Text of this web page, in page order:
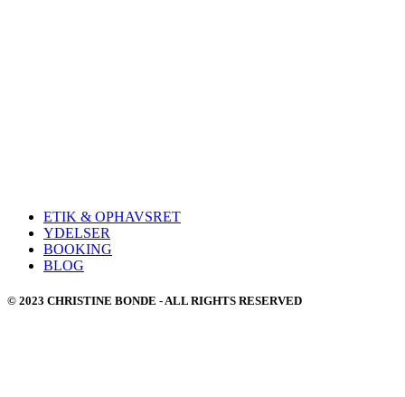
ETIK & OPHAVSRET
YDELSER
BOOKING
BLOG
© 2023 CHRISTINE BONDE - ALL RIGHTS RESERVED